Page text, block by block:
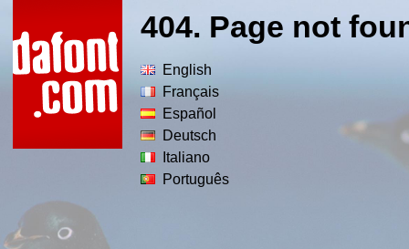
404. Page not
English
Français
Español
Deutsch
Italiano
Português